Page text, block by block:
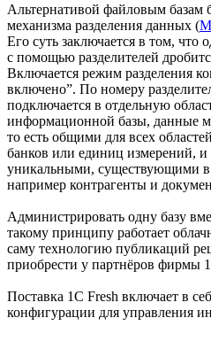
Альтернативой файловым базам
механизма разделения данных (
Его суть заключается в том, что
с помощью разделителей
Включается режим разделения
включено”. По номеру
подключается в отдельную
информационной базы, данные
то есть общими для всех
банков или единиц измерений,
уникальными, существующими в
например контрагенты и
Администрировать одну базу
такому принципу работает
саму технологию публикаций
приобрести у партнёров фирмы
Поставка 1С Fresh включает в
конфигурации для управления